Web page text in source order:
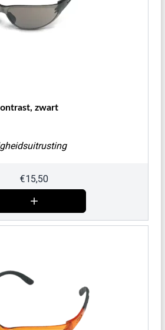
zwart
€15,50